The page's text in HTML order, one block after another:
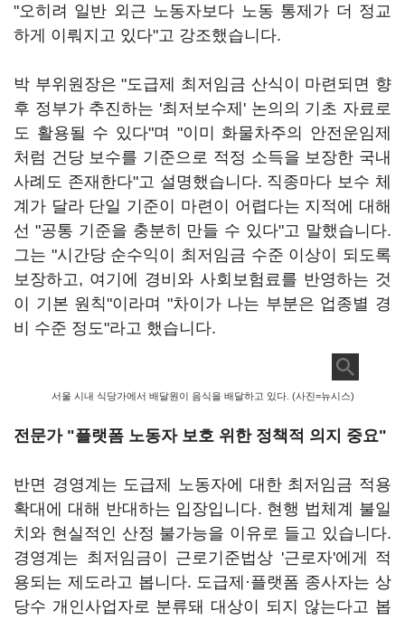
"오히려 일반 외근 노동자보다 노동 통제가 더 정교
하게 이뤄지고 있다"고 강조했습니다.
박 부위원장은 "도급제 최저임금 산식이 마련되면 향
후 정부가 추진하는 '최저보수제' 논의의 기초 자료로
도 활용될 수 있다"며 "이미 화물차주의 안전운임제
처럼 건당 보수를 기준으로 적정 소득을 보장한 국내
사례도 존재한다"고 설명했습니다. 직종마다 보수 체
계가 달라 단일 기준이 마련이 어렵다는 지적에 대해
선 "공통 기준을 충분히 만들 수 있다"고 말했습니다.
그는 "시간당 순수익이 최저임금 수준 이상이 되도록
보장하고, 여기에 경비와 사회보험료를 반영하는 것
이 기본 원칙"이라며 "차이가 나는 부분은 업종별 경
비 수준 정도"라고 했습니다.
서울 시내 식당가에서 배달원이 음식을 배달하고 있다. (사진=뉴시스)
전문가 "플랫폼 노동자 보호 위한 정책적 의지 중요"
반면 경영계는 도급제 노동자에 대한 최저임금 적용
확대에 대해 반대하는 입장입니다. 현행 법체계 불일
치와 현실적인 산정 불가능을 이유로 들고 있습니다.
경영계는 최저임금이 근로기준법상 '근로자'에게 적
용되는 제도라고 봅니다. 도급제·플랫폼 종사자는 상
당수 개인사업자로 분류돼 대상이 되지 않는다고 봅